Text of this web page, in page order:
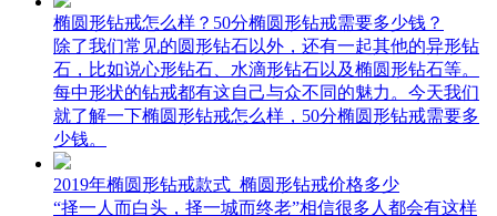
椭圆形钻戒怎么样？50分椭圆形钻戒需要多少钱？
除了我们常见的圆形钻石以外，还有一起其他的异形钻
石，比如说心形钻石、水滴形钻石以及椭圆形钻石等。
每中形状的钻戒都有这自己与众不同的魅力。今天我们
就了解一下椭圆形钻戒怎么样，50分椭圆形钻戒需要多
少钱。
2019年椭圆形钻戒款式_椭圆形钻戒价格多少
“择一人而白头，择一城而终老”相信很多人都会有这样